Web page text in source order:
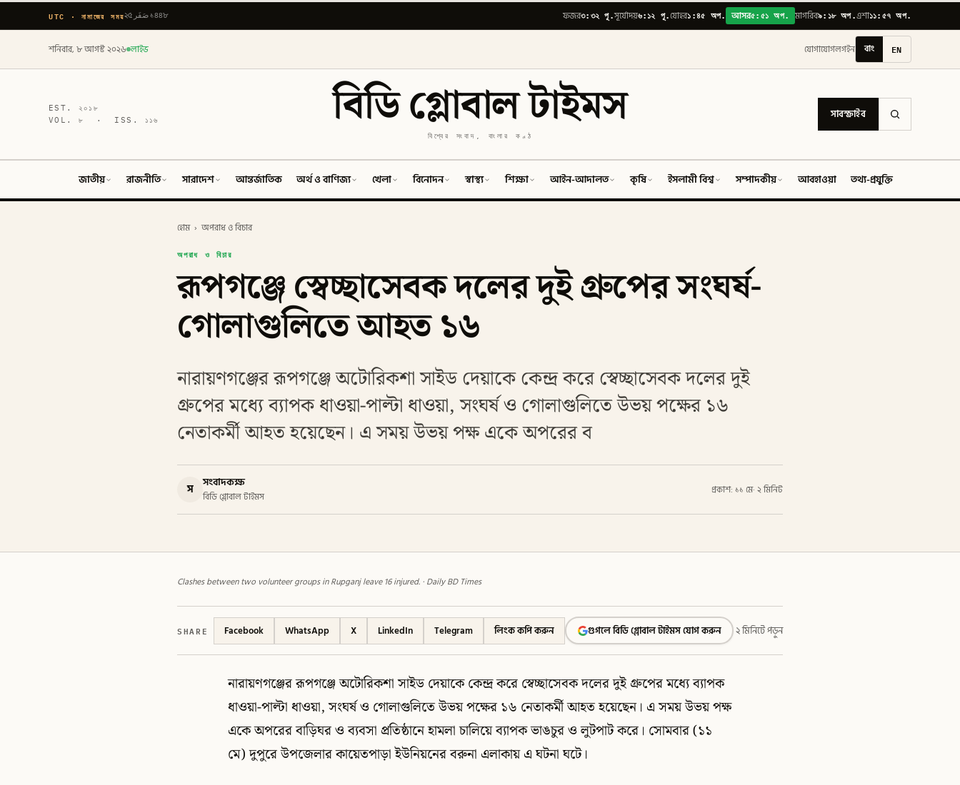
UTC · নামাজের সময় ২৫ صَفَر ১৪৪৮ ফজর৩:৩২ পূ.সূর্যোদয়৬:১২ পূ.যোহর১:৪৫ অপ. আসর৫:৫১ অপ. মাগরিব৯:১৮ অপ.এশা১১:৫৭ অপ.
শনিবার, ৮ আগস্ট ২০২৬ লাইভ যোগাযোগলগইন বাং EN
EST.২০১৮
VOL.৮ · ISS. ১১৬ বিডি গ্লোবাল টাইমস
বিশ্বের সংবাদ, বাংলার কণ্ঠ
সাবস্ক্রাইব
জাতীয় রাজনীতি সারাদেশ আন্তর্জাতিক অর্থ ও বাণিজ্য খেলা বিনোদন স্বাস্থ্য শিক্ষা আইন-আদালত কৃষি ইসলামী বিশ্ব সম্পাদকীয় আবহাওয়া তথ্য-প্রযুক্তি
হোম › অপরাধ ও বিচার
অপরাধ ও বিচার
রূপগঞ্জে স্বেচ্ছাসেবক দলের দুই গ্রুপের সংঘর্ষ-
গোলাগুলিতে আহত ১৬
নারায়ণগঞ্জের রূপগঞ্জে অটোরিকশা সাইড দেয়াকে কেন্দ্র করে স্বেচ্ছাসেবক দলের দুই
গ্রুপের মধ্যে ব্যাপক ধাওয়া-পাল্টা ধাওয়া, সংঘর্ষ ও গোলাগুলিতে উভয় পক্ষের ১৬
নেতাকর্মী আহত হয়েছেন। এ সময় উভয় পক্ষ একে অপরের ব
স সংবাদকক্ষ
বিডি গ্লোবাল টাইমস
প্রকাশ: ১১ মে· ২ মিনিট
Clashes between two volunteer groups in Rupganj leave 16 injured. · Daily BD Times
SHARE Facebook WhatsApp X LinkedIn Telegram লিংক কপি করুন গুগলে বিডি গ্লোবাল টাইমস যোগ করুন ২ মিনিটে পড়ুন
নারায়ণগঞ্জের রূপগঞ্জে অটোরিকশা সাইড দেয়াকে কেন্দ্র করে স্বেচ্ছাসেবক দলের দুই গ্রুপের মধ্যে ব্যাপক
ধাওয়া-পাল্টা ধাওয়া, সংঘর্ষ ও গোলাগুলিতে উভয় পক্ষের ১৬ নেতাকর্মী আহত হয়েছেন। এ সময় উভয় পক্ষ
একে অপরের বাড়িঘর ও ব্যবসা প্রতিষ্ঠানে হামলা চালিয়ে ব্যাপক ভাঙচুর ও লুটপাট করে। সোমবার (১১
মে) দুপুরে উপজেলার কায়েতপাড়া ইউনিয়নের বরুনা এলাকায় এ ঘটনা ঘটে।